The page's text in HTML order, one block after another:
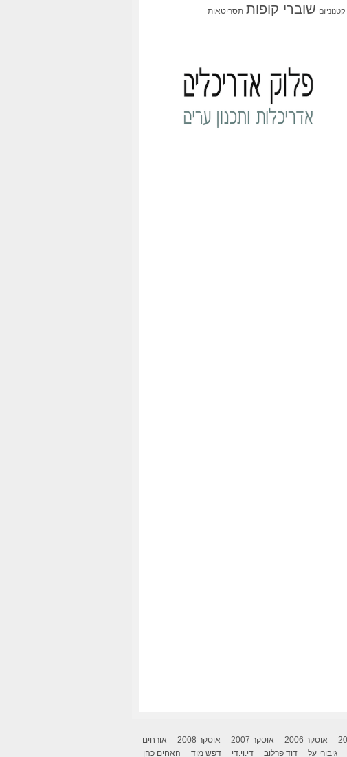
קטנוניזם שוברי קופות תסריטאות
אוסקר 2006 אוסקר 2007 אוסקר 2008
אורחים
גיבורי על דוד פרלוב די.וי.די דפש מוד האחים כהן